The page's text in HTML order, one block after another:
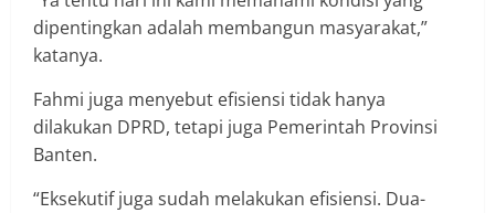
dipentingkan adalah membangun masyarakat,”
katanya.
Fahmi juga menyebut efisiensi tidak hanya
dilakukan DPRD, tetapi juga Pemerintah Provinsi
Banten.
“Eksekutif juga sudah melakukan efisiensi. Dua-